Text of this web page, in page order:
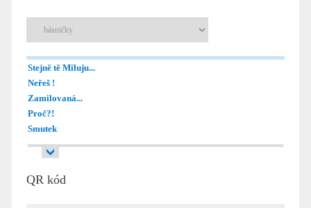
Stejně tě Miluju...
Neřeš !
Zamilovaná...
Proč?!
Smutek
QR kód